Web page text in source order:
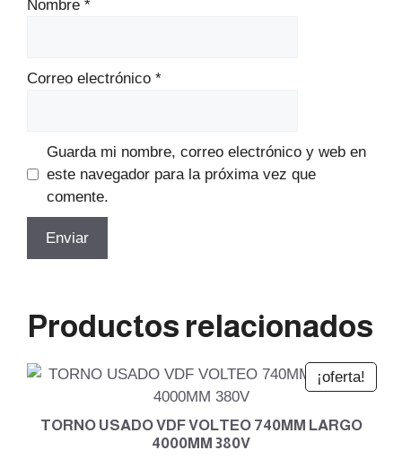
Nombre *
Correo electrónico *
Guarda mi nombre, correo electrónico y web en
este navegador para la próxima vez que
comente.
Productos relacionados
¡oferta!
TORNO USADO VDF VOLTEO 740MM LARGO
4000MM 380V